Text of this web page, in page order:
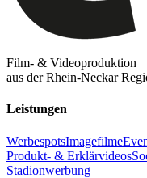
Film- & Videoproduktion
aus der Rhein-Neckar
Leistungen
WerbespotsImagefilme
Produkt- & Erklärvideos
Stadionwerbung